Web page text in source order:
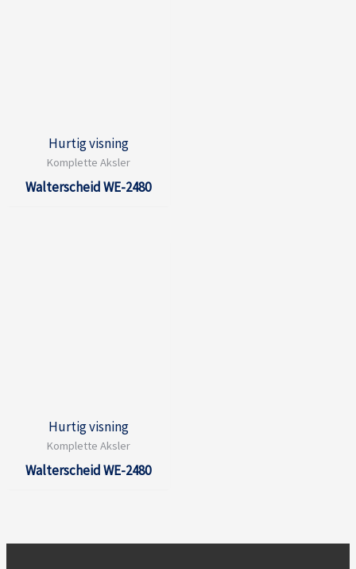
Hurtig visning
Komplette Aksler
Walterscheid WE-2480
Hurtig visning
Komplette Aksler
Walterscheid WE-2480